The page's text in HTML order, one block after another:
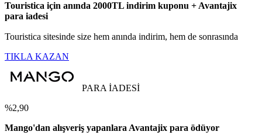
Touristica için anında 2000TL indirim kuponu + Avantajix
para iadesi
Touristica sitesinde size hem anında indirim, hem de sonrasında
TIKLA KAZAN
PARA İADESİ
%2,90
Mango'dan alışveriş yapanlara Avantajix para ödüyor